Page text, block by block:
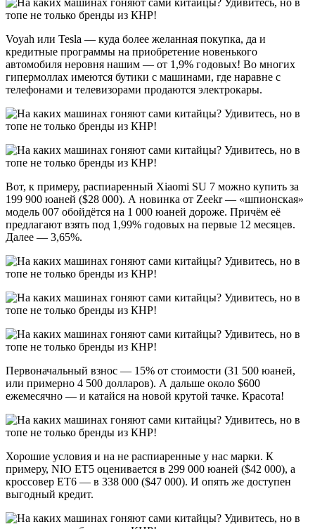
Voyah или Tesla — куда более желанная покупка, да и
кредитные программы на приобретение новенького
автомобиля неровня нашим — от 1,9% годовых! Во многих
гипермоллах имеются бутики с машинами, где наравне с
телефонами и телевизорами продаются электрокары.
Вот, к примеру, распиаренный Xiaomi SU 7 можно купить за
199 900 юаней ($28 000). А новинка от Zeekr — «шпионская»
модель 007 обойдётся на 1 000 юаней дороже. Причём её
предлагают взять под 1,99% годовых на первые 12 месяцев.
Далее — 3,65%.
Первоначальный взнос — 15% от стоимости (31 500 юаней,
или примерно 4 500 долларов). А дальше около $600
ежемесячно — и катайся на новой крутой тачке. Красота!
Хорошие условия и на не распиаренные у нас марки. К
примеру, NIO ET5 оценивается в 299 000 юаней ($42 000), а
кроссовер ЕТ6 — в 338 000 ($47 000). И опять же доступен
выгодный кредит.